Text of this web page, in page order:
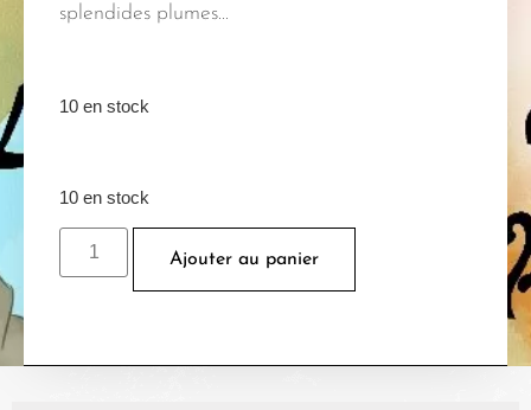
splendides plumes…
10 en stock
10 en stock
Ajouter au panier